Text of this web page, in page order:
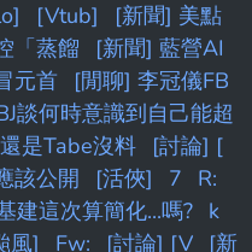
[Vtub]
[新聞] 美點
「蒸餾
[新聞] 藍營AI
元首
[閒聊] 李冠儀FB
談何時意識到自己能超
是Tabe沒料
[討論] [
該公開
[活俠] 7
R:
建這次算簡化...嗎? k
風] Fw: [討論] [V
[新